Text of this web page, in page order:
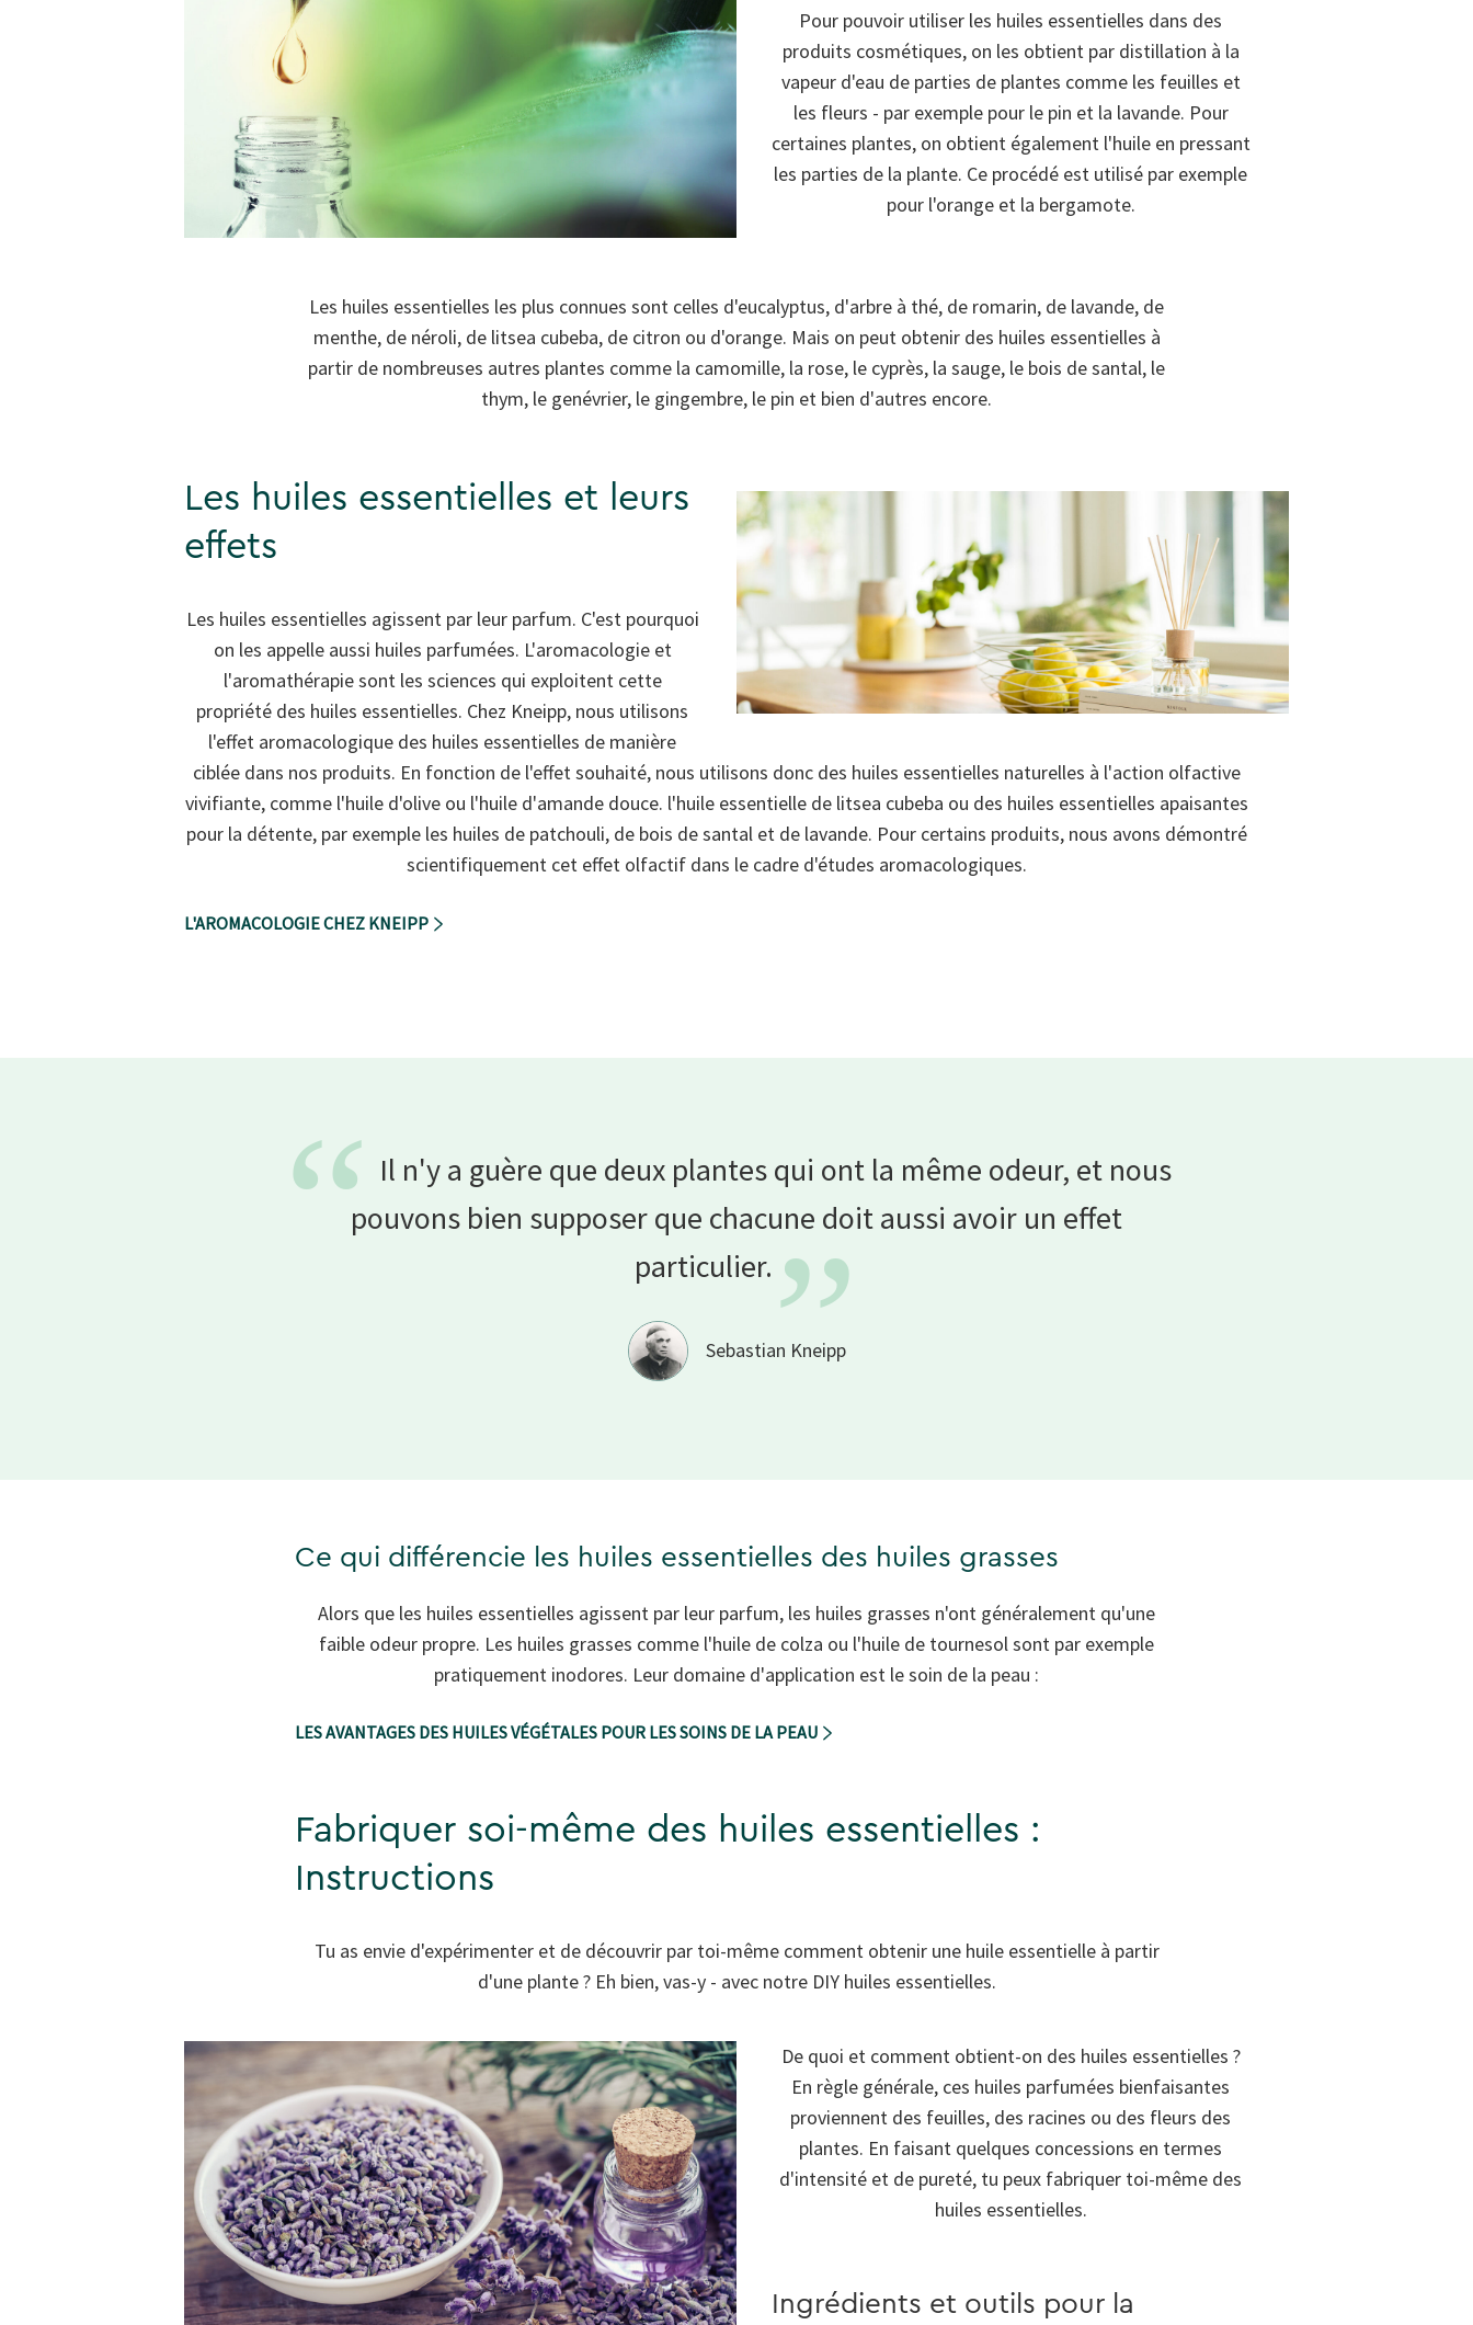
Pour pouvoir utiliser les huiles essentielles dans des
produits cosmétiques, on les obtient par distillation à la
vapeur d'eau de parties de plantes comme les feuilles et
les fleurs - par exemple pour le pin et la lavande. Pour
certaines plantes, on obtient également l'huile en pressant
les parties de la plante. Ce procédé est utilisé par exemple
pour l'orange et la bergamote.
Les huiles essentielles les plus connues sont celles d'eucalyptus, d'arbre à thé, de romarin, de lavande, de
menthe, de néroli, de litsea cubeba, de citron ou d'orange. Mais on peut obtenir des huiles essentielles à
partir de nombreuses autres plantes comme la camomille, la rose, le cyprès, la sauge, le bois de santal, le
thym, le genévrier, le gingembre, le pin et bien d'autres encore.
Les huiles essentielles et leurs
effets
Les huiles essentielles agissent par leur parfum. C'est pourquoi
on les appelle aussi huiles parfumées. L'aromacologie et
l'aromathérapie sont les sciences qui exploitent cette
propriété des huiles essentielles. Chez Kneipp, nous utilisons
l'effet aromacologique des huiles essentielles de manière
ciblée dans nos produits. En fonction de l'effet souhaité, nous utilisons donc des huiles essentielles naturelles à l'action olfactive
vivifiante, comme l'huile d'olive ou l'huile d'amande douce. l'huile essentielle de litsea cubeba ou des huiles essentielles apaisantes
pour la détente, par exemple les huiles de patchouli, de bois de santal et de lavande. Pour certains produits, nous avons démontré
scientifiquement cet effet olfactif dans le cadre d'études aromacologiques.
L'AROMACOLOGIE CHEZ KNEIPP
“ Il n'y a guère que deux plantes qui ont la même odeur, et nous
pouvons bien supposer que chacune doit aussi avoir un effet
particulier.”
Sebastian Kneipp
Ce qui différencie les huiles essentielles des huiles grasses
Alors que les huiles essentielles agissent par leur parfum, les huiles grasses n'ont généralement qu'une
faible odeur propre. Les huiles grasses comme l'huile de colza ou l'huile de tournesol sont par exemple
pratiquement inodores. Leur domaine d'application est le soin de la peau :
LES AVANTAGES DES HUILES VÉGÉTALES POUR LES SOINS DE LA PEAU
Fabriquer soi-même des huiles essentielles :
Instructions
Tu as envie d'expérimenter et de découvrir par toi-même comment obtenir une huile essentielle à partir
d'une plante ? Eh bien, vas-y - avec notre DIY huiles essentielles.
De quoi et comment obtient-on des huiles essentielles ?
En règle générale, ces huiles parfumées bienfaisantes
proviennent des feuilles, des racines ou des fleurs des
plantes. En faisant quelques concessions en termes
d'intensité et de pureté, tu peux fabriquer toi-même des
huiles essentielles.
Ingrédients et outils pour la